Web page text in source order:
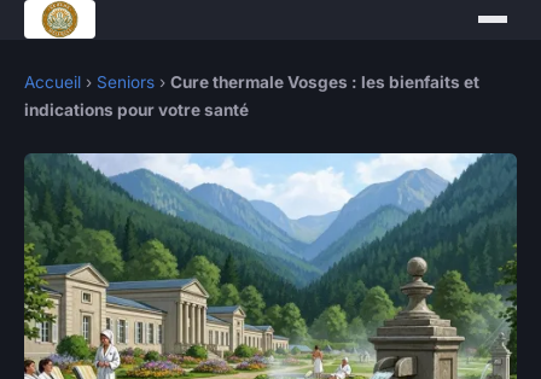
Accueil › Seniors › Cure thermale Vosges : les bienfaits et
indications pour votre santé